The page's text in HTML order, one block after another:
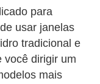
para
usar janelas
tradicional e
você dirigir um
mais